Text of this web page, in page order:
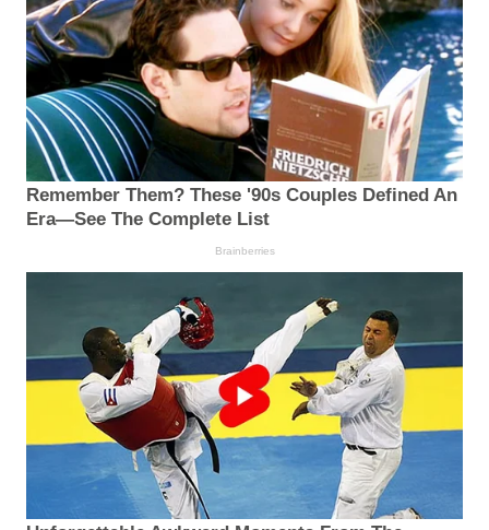
Remember Them? These '90s Couples Defined An
Era—See The Complete List
Brainberries